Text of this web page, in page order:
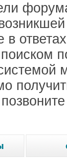
в
поиском